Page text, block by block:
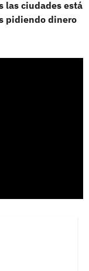
las ciudades está
pidiendo dinero